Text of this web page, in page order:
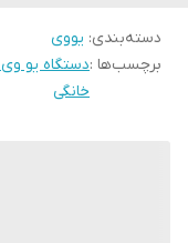
دسته‌بندی: یووی
برچسب‌ها :
خانگی